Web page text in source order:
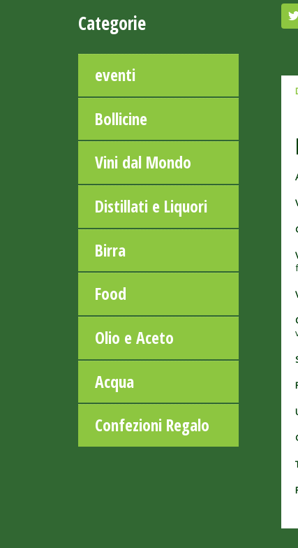
Categorie
eventi
Bollicine
Vini dal Mondo
Distillati e Liquori
Birra
Food
Olio e Aceto
Acqua
Confezioni Regalo